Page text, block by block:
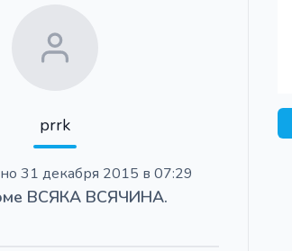
prrk
31 декабря 2015 в 07:29
ВСЯКА ВСЯЧИНА.